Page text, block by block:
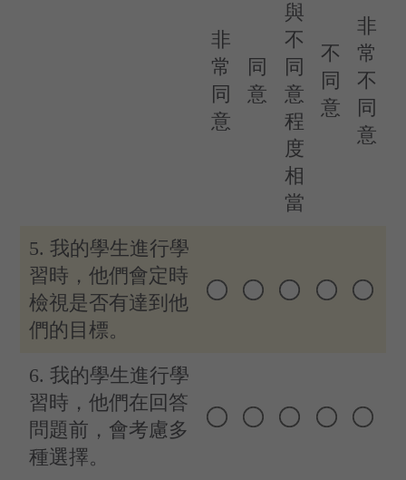
非
常
同
意
同
意
與
不
同
意
程
度
相
當
不
同
意
非
常
不
同
意
5. 我的學生進行學
習時，他們會定時
檢視是否有達到他
們的目標。
6. 我的學生進行學
習時，他們在回答
問題前，會考慮多
種選擇。